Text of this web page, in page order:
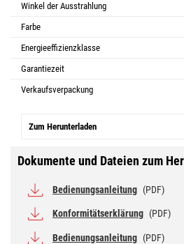
Winkel der Ausstrahlung
Farbe
Energieeffizienzklasse
Garantiezeit
Verkaufsverpackung
Zum Herunterladen
Dokumente und Dateien zum
Bedienungsanleitung (PDF)
Konformitätserklärung (PDF)
Bedienungsanleitung (PDF)